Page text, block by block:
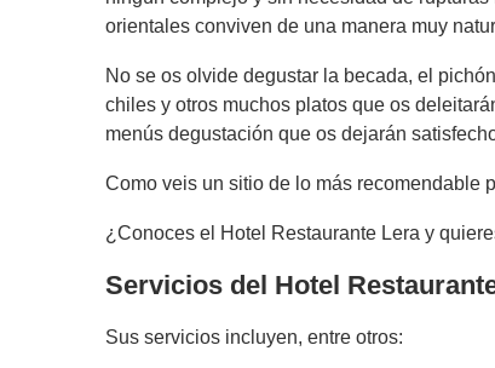
orientales conviven de una manera muy
No se os olvide degustar la becada, el
chiles y otros muchos platos que os
menús degustación que os dejarán
Como veis un sitio de lo más recomendable
¿Conoces el Hotel Restaurante Lera y
Servicios del Hotel
Sus servicios incluyen, entre otros: